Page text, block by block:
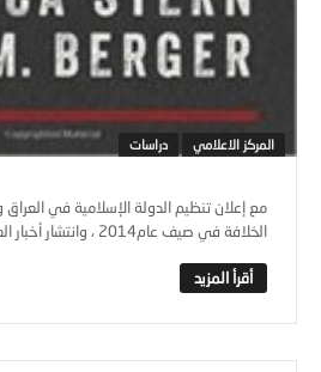
المركز الاعلامي دراسات
الخلافة في صيف عام‮ ‬2014،‮ ‬وانتشار أخبار العنف المفرط الذي ي ...